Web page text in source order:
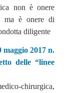
non è onere
ma è onere di
diligente
maggio 2017 n.
delle “linee
chirurgica,